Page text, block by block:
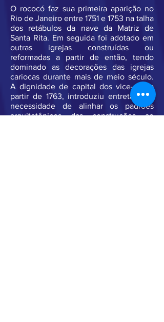
O rococó faz sua primeira aparição no
Rio de Janeiro entre 1751 e 1753 na talha
dos retábulos da nave da Matriz de
Santa Rita. Em seguida foi adotado em
outras igrejas construídas ou
reformadas a partir de então, tendo
dominado as decorações das igrejas
cariocas durante mais de meio século.
A dignidade de capital dos vice-reis a
partir de 1763, introduziu entretanto a
necessidade de alinhar os padrões
arquitetônicos das construções ao